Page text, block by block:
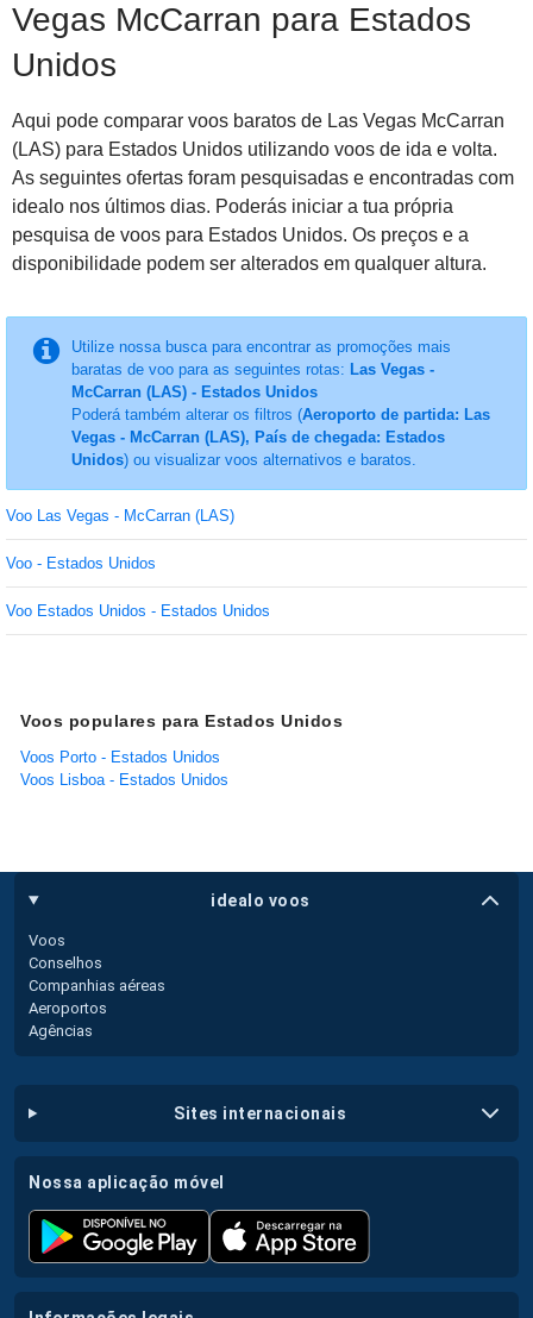
Vegas McCarran para Estados
Unidos
Aqui pode comparar voos baratos de Las Vegas McCarran
(LAS) para Estados Unidos utilizando voos de ida e volta.
As seguintes ofertas foram pesquisadas e encontradas com
idealo nos últimos dias. Poderás iniciar a tua própria
pesquisa de voos para Estados Unidos. Os preços e a
disponibilidade podem ser alterados em qualquer altura.
Utilize nossa busca para encontrar as promoções mais
baratas de voo para as seguintes rotas: Las Vegas -
McCarran (LAS) - Estados Unidos
Poderá também alterar os filtros (Aeroporto de partida: Las
Vegas - McCarran (LAS), País de chegada: Estados
Unidos) ou visualizar voos alternativos e baratos.
Voo Las Vegas - McCarran (LAS)
Voo - Estados Unidos
Voo Estados Unidos - Estados Unidos
Voos populares para Estados Unidos
Voos Porto - Estados Unidos
Voos Lisboa - Estados Unidos
idealo voos
Voos
Conselhos
Companhias aéreas
Aeroportos
Agências
sites internacionais
nossa aplicação móvel